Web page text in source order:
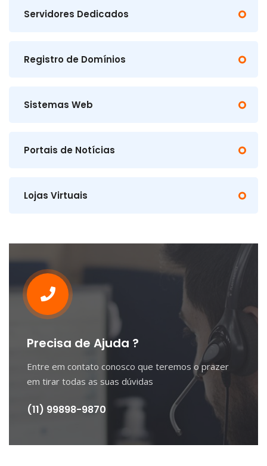
Servidores Dedicados
Registro de Domínios
Sistemas Web
Portais de Notícias
Lojas Virtuais
Precisa de Ajuda ?
Entre em contato conosco que teremos o prazer
em tirar todas as suas dúvidas
(11) 99898-9870